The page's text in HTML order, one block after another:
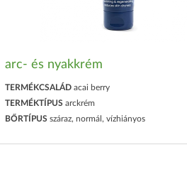
arc- és nyakkrém
TERMÉKCSALÁD acai berry
TERMÉKTÍPUS arckrém
BŐRTÍPUS száraz, normál, vízhiányos